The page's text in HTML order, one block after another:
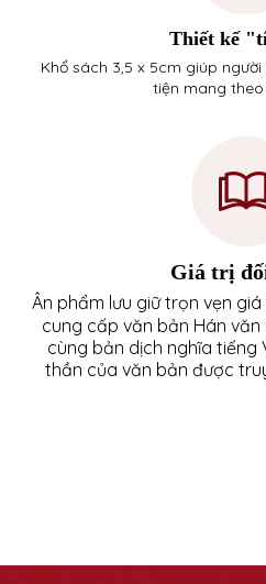
Thiết kế
Khổ sách 3,5 x 5cm giúp
tiện mang
Giá trị
Ân phẩm lưu giữ trọn vẹn
cung cấp văn bản Hán
cùng bản dịch nghĩa tiếng
thần của văn bản được